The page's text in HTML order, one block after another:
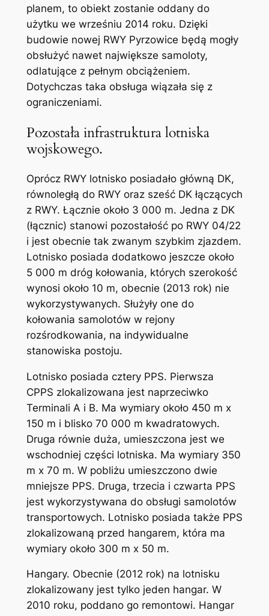
planem, to obiekt zostanie oddany do
użytku we wrześniu 2014 roku. Dzięki
budowie nowej RWY Pyrzowice będą mogły
obsłużyć nawet największe samoloty,
odlatujące z pełnym obciążeniem.
Dotychczas taka obsługa wiązała się z
ograniczeniami.
Pozostała infrastruktura lotniska
wojskowego.
Oprócz RWY lotnisko posiadało główną DK,
równoległą do RWY oraz sześć DK łączących
z RWY. Łącznie około 3 000 m. Jedna z DK
(łącznic) stanowi pozostałość po RWY 04/22
i jest obecnie tak zwanym szybkim zjazdem.
Lotnisko posiada dodatkowo jeszcze około
5 000 m dróg kołowania, których szerokość
wynosi około 10 m, obecnie (2013 rok) nie
wykorzystywanych. Służyły one do
kołowania samolotów w rejony
rozśrodkowania, na indywidualne
stanowiska postoju.
Lotnisko posiada cztery PPS. Pierwsza
CPPS zlokalizowana jest naprzeciwko
Terminali A i B. Ma wymiary około 450 m x
150 m i blisko 70 000 m kwadratowych.
Druga równie duża, umieszczona jest we
wschodniej części lotniska. Ma wymiary 350
m x 70 m. W pobliżu umieszczono dwie
mniejsze PPS. Druga, trzecia i czwarta PPS
jest wykorzystywana do obsługi samolotów
transportowych. Lotnisko posiada także PPS
zlokalizowaną przed hangarem, która ma
wymiary około 300 m x 50 m.
Hangary. Obecnie (2012 rok) na lotnisku
zlokalizowany jest tylko jeden hangar. W
2010 roku, poddano go remontowi. Hangar